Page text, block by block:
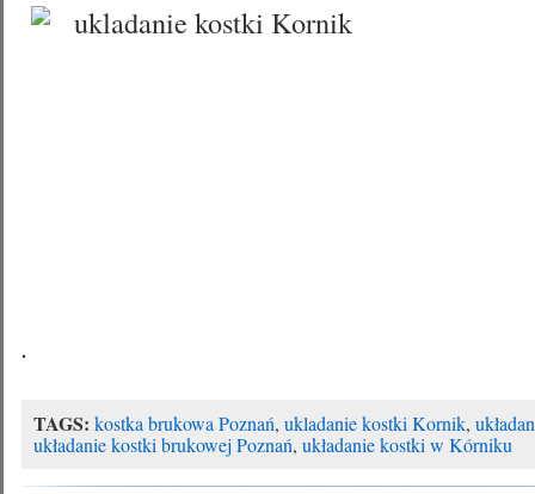
.
TAGS: kostka brukowa Poznań,ukladanie kostki Kornik,
układanie kostki brukowej Poznań,układanie kostki w Kórniku